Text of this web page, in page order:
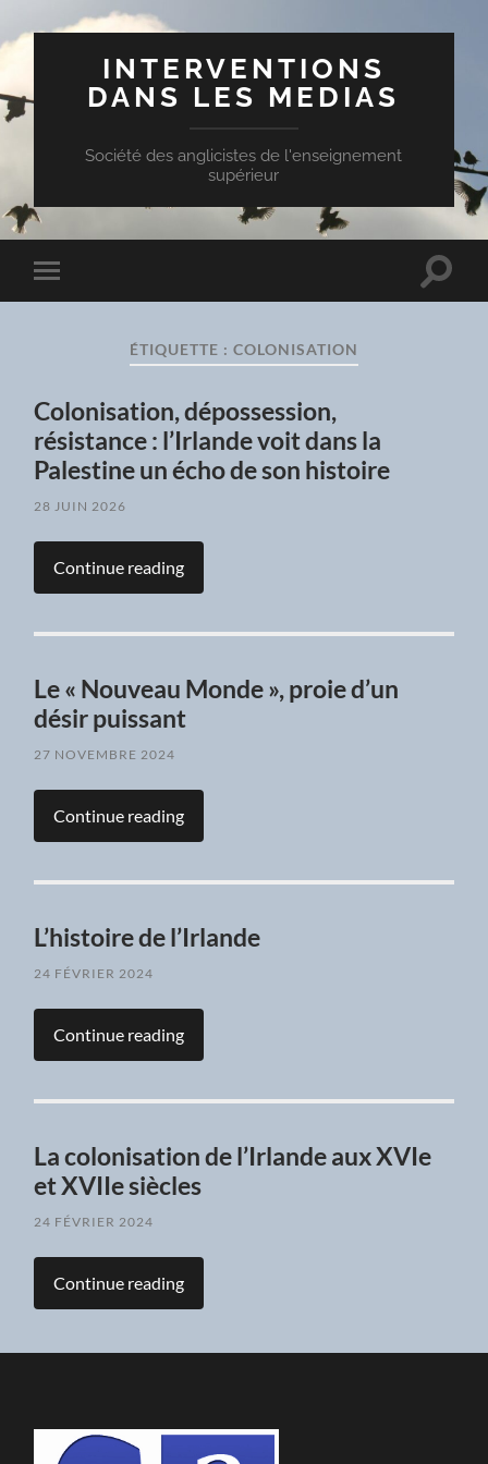
INTERVENTIONS
DANS LES MEDIAS
Société des anglicistes de l'enseignement
supérieur
Toggle
mobile
Toggle
ÉTIQUETTE : COLONISATION
Colonisation, dépossession,
résistance : l’Irlande voit dans la
Palestine un écho de son histoire
28 JUIN 2026
Continue reading
Le « Nouveau Monde », proie d’un
désir puissant
27 NOVEMBRE 2024
Continue reading
L’histoire de l’Irlande
24 FÉVRIER 2024
Continue reading
La colonisation de l’Irlande aux XVIe
et XVIIe siècles
24 FÉVRIER 2024
Continue reading